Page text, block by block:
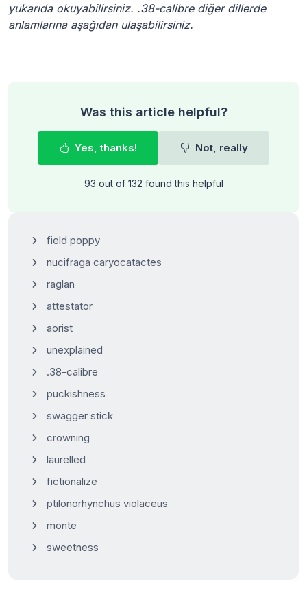
yukarıda okuyabilirsiniz. .38-calibre diğer dillerde
anlamlarına aşağıdan ulaşabilirsiniz.
Was this article helpful?
Yes, thanks! Not, really
93 out of 132 found this helpful
field poppy
nucifraga caryocatactes
raglan
attestator
aorist
unexplained
.38-calibre
puckishness
swagger stick
crowning
laurelled
fictionalize
ptilonorhynchus violaceus
monte
sweetness